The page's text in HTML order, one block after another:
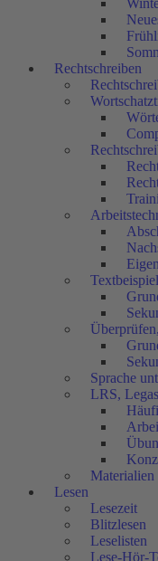
Rechtschreiben
Sprache
LRS,
Lesen
Lesezeit
Blitzlesen
Leselisten
Lese-Hör-